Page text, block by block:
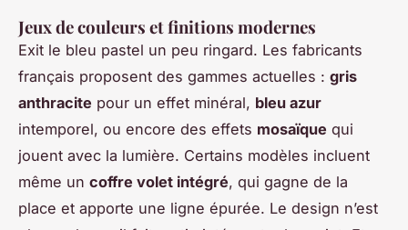
Jeux de couleurs et finitions modernes
Exit le bleu pastel un peu ringard. Les fabricants
français proposent des gammes actuelles : gris
anthracite pour un effet minéral, bleu azur
intemporel, ou encore des effets mosaïque qui
jouent avec la lumière. Certains modèles incluent
même un coffre volet intégré, qui gagne de la
place et apporte une ligne épurée. Le design n’est